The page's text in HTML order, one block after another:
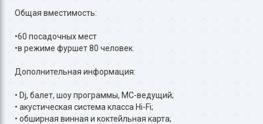
Общая вместимость:
•60 посадочных мест
•в режиме фуршет 80 человек.
Дополнительная информация:
• Dj, балет, шоу программы, MC-ведущий;
• акустическая система класса Hi-Fi;
• обширная винная и коктейльная карта;